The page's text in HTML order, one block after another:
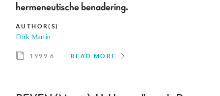
hermeneutische benadering.
AUTHOR(S)
Dirk Martin
1999 6 READ MORE